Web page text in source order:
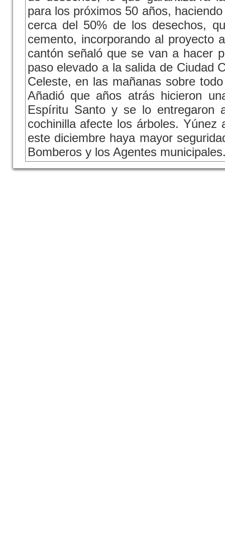
para los próximos 50 años,
cerca del 50% de los desechos,
cemento, incorporando al proyecto
cantón señaló que se van a hacer
paso elevado a la salida de Ciudad
Celeste, en las mañanas sobre
Añadió que años atrás hicieron
Espíritu Santo y se lo entregaron
cochinilla afecte los árboles.
este diciembre haya mayor
Bomberos y los Agentes